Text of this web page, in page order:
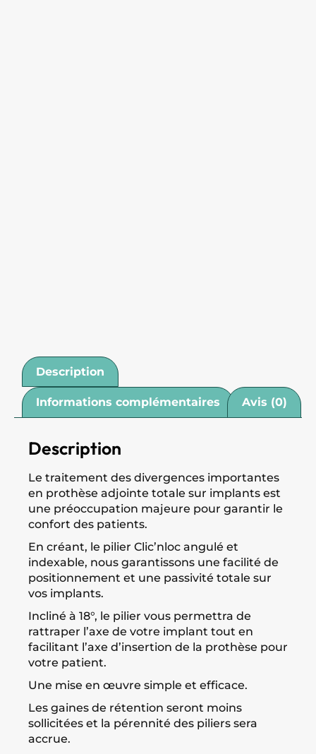
Description
Informations complémentaires Avis (0)
Description
Le traitement des divergences importantes
en prothèse adjointe totale sur implants est
une préoccupation majeure pour garantir le
confort des patients.
En créant, le pilier Clic’nloc angulé et
indexable, nous garantissons une facilité de
positionnement et une passivité totale sur
vos implants.
Incliné à 18°, le pilier vous permettra de
rattraper l’axe de votre implant tout en
facilitant l’axe d’insertion de la prothèse pour
votre patient.
Une mise en œuvre simple et efficace.
Les gaines de rétention seront moins
sollicitées et la pérennité des piliers sera
accrue.